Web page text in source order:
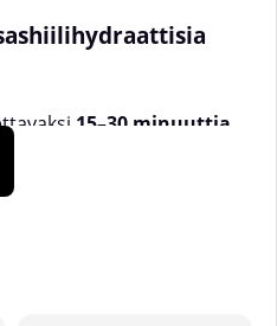
15–30 minuuttia
aterioita
joka haluat auttaa kehoa
Lisäravinne
– eli
proteiinien – normaalia